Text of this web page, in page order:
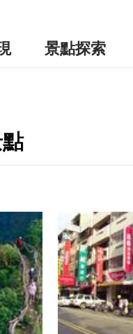
景點探索